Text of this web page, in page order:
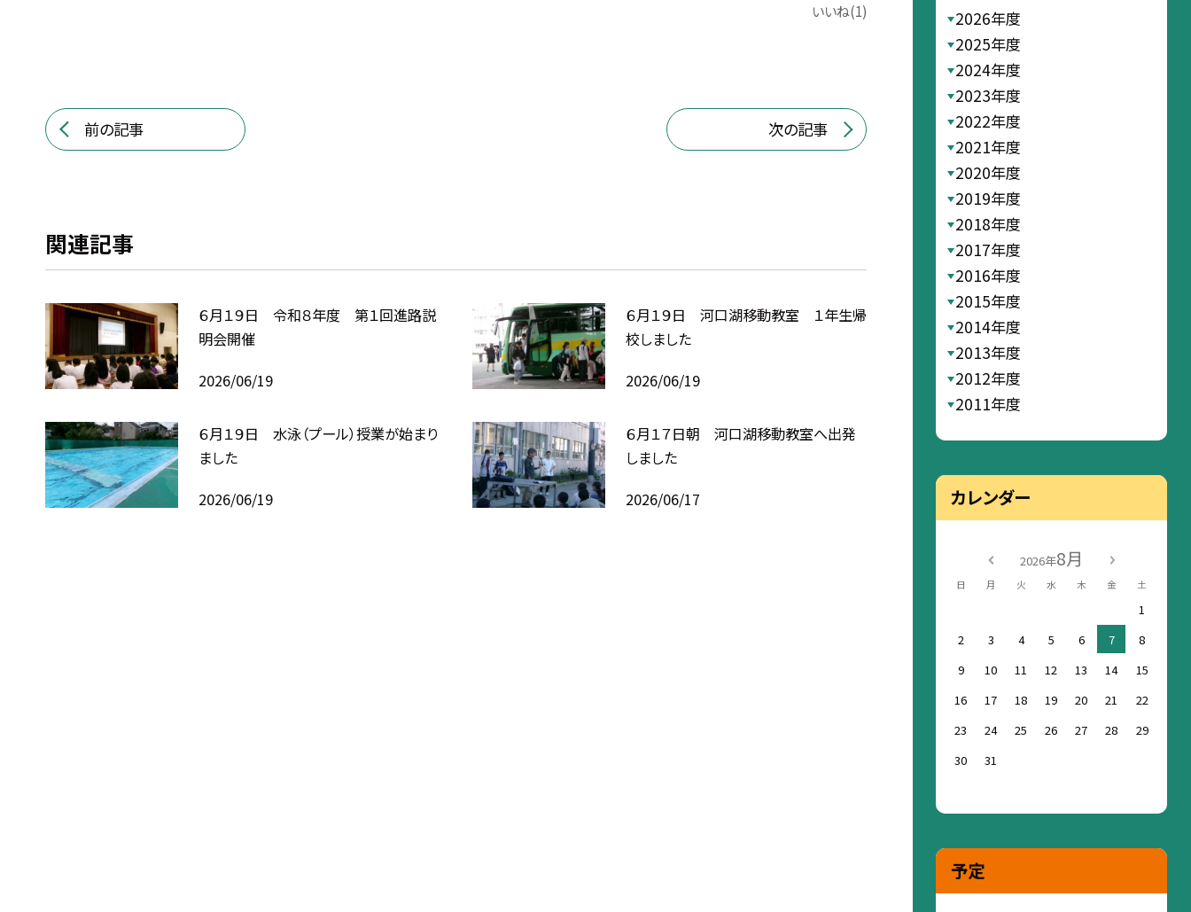
いいね(1)
前の記事 次の記事
関連記事
６月１９日 令和８年度 第１回進路説
明会開催
2026/06/19
６月１９日 河口湖移動教室 １年生帰
校しました
2026/06/19
６月１９日 水泳（プール）授業が始まり
ました
2026/06/19
６月１７日朝 河口湖移動教室へ出発
しました
2026/06/17
2026年度
2025年度
2024年度
2023年度
2022年度
2021年度
2020年度
2019年度
2018年度
2017年度
2016年度
2015年度
2014年度
2013年度
2012年度
2011年度
カレンダー
2026年8月
日 月 火 水 木 金 土
1
2
3 4 5 6 7
8
9
10 11 12 13 14
15
16
17 18 19 20 21
22
23
24 25 26 27 28
29
30
31
予定